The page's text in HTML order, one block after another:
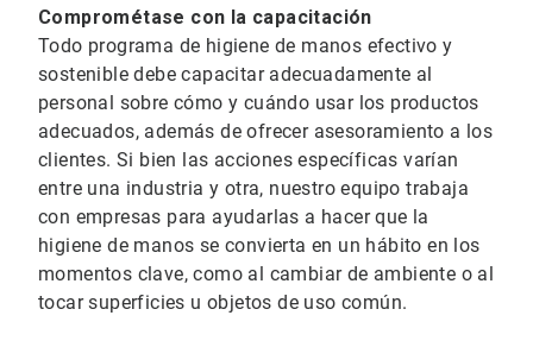
Comprométase con la capacitación
Todo programa de higiene de manos efectivo y
sostenible debe capacitar adecuadamente al
personal sobre cómo y cuándo usar los productos
adecuados, además de ofrecer asesoramiento a los
clientes. Si bien las acciones específicas varían
entre una industria y otra, nuestro equipo trabaja
con empresas para ayudarlas a hacer que la
higiene de manos se convierta en un hábito en los
momentos clave, como al cambiar de ambiente o al
tocar superficies u objetos de uso común.